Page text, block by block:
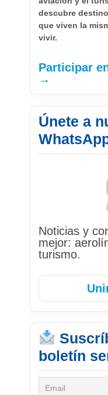
descubre
que viven la
vivir.
Participar
→
Únete a
Noticias y
mejor:
turismo.
boletín